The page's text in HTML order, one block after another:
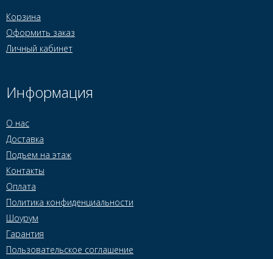
Корзина
Оформить заказ
Личный кабинет
Информация
О нас
Доставка
Подъем на этаж
Контакты
Оплата
Политика конфиденциальности
Шоурум
Гарантия
Пользовательское соглашение